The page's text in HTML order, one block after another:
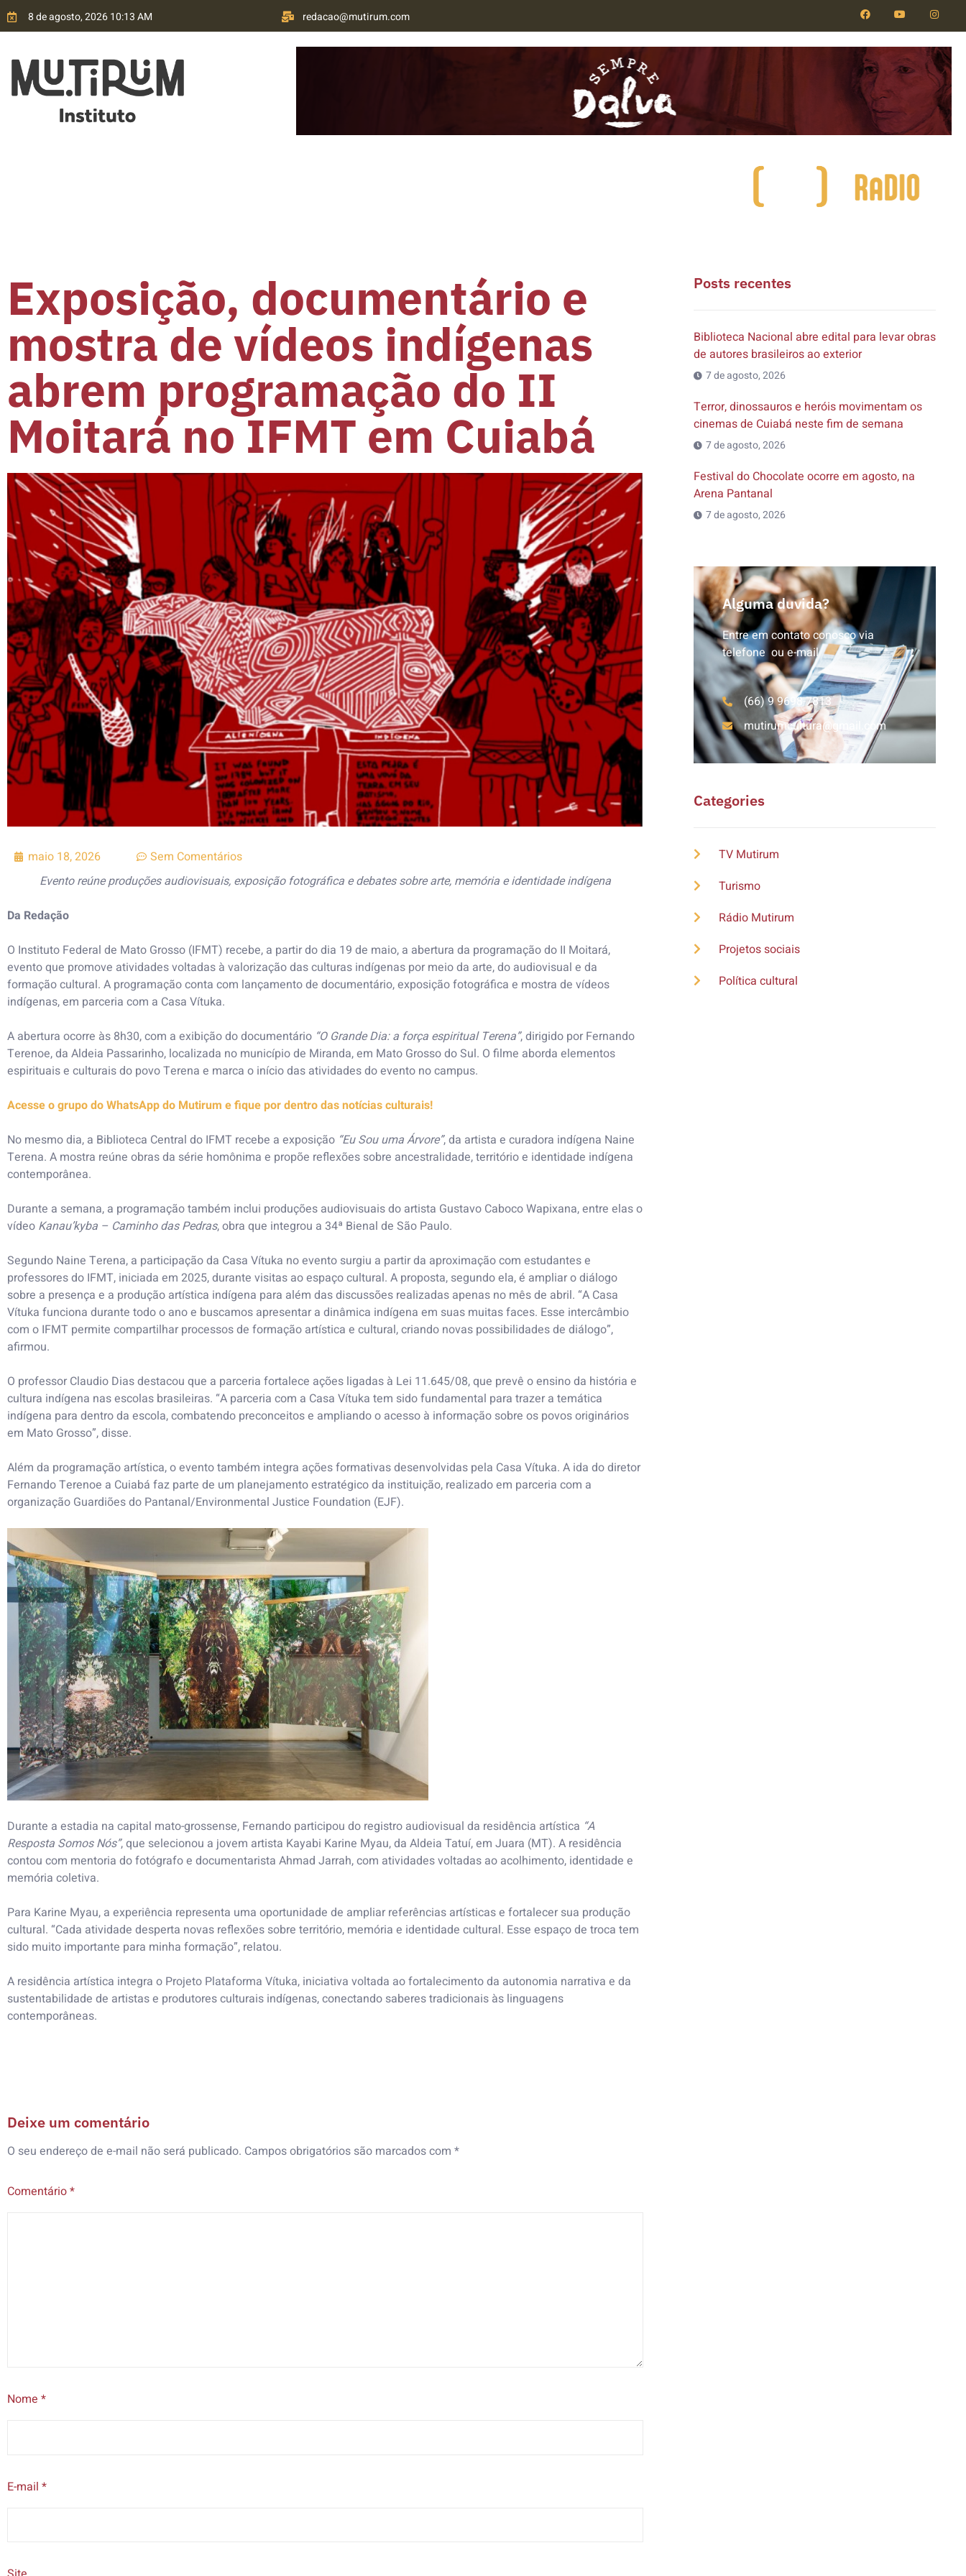
8 de agosto, 2026 10:13 AM redacao@mutirum.com
Exposição, documentário e
mostra de vídeos indígenas
abrem programação do II
Moitará no IFMT em Cuiabá
maio 18, 2026
Sem Comentários
Evento reúne produções audiovisuais, exposição fotográfica e debates sobre arte, memória e identidade indígena
Da Redação
O Instituto Federal de Mato Grosso (IFMT) recebe, a partir do dia 19 de maio, a abertura da programação do II Moitará,
evento que promove atividades voltadas à valorização das culturas indígenas por meio da arte, do audiovisual e da
formação cultural. A programação conta com lançamento de documentário, exposição fotográfica e mostra de vídeos
indígenas, em parceria com a Casa Vítuka.
A abertura ocorre às 8h30, com a exibição do documentário “O Grande Dia: a força espiritual Terena”, dirigido por Fernando
Terenoe, da Aldeia Passarinho, localizada no município de Miranda, em Mato Grosso do Sul. O filme aborda elementos
espirituais e culturais do povo Terena e marca o início das atividades do evento no campus.
Acesse o grupo do WhatsApp do Mutirum e fique por dentro das notícias culturais!
No mesmo dia, a Biblioteca Central do IFMT recebe a exposição “Eu Sou uma Árvore”, da artista e curadora indígena Naine
Terena. A mostra reúne obras da série homônima e propõe reflexões sobre ancestralidade, território e identidade indígena
contemporânea.
Durante a semana, a programação também inclui produções audiovisuais do artista Gustavo Caboco Wapixana, entre elas o
vídeo Kanau’kyba – Caminho das Pedras, obra que integrou a 34ª Bienal de São Paulo.
Segundo Naine Terena, a participação da Casa Vítuka no evento surgiu a partir da aproximação com estudantes e
professores do IFMT, iniciada em 2025, durante visitas ao espaço cultural. A proposta, segundo ela, é ampliar o diálogo
sobre a presença e a produção artística indígena para além das discussões realizadas apenas no mês de abril. “A Casa
Vítuka funciona durante todo o ano e buscamos apresentar a dinâmica indígena em suas muitas faces. Esse intercâmbio
com o IFMT permite compartilhar processos de formação artística e cultural, criando novas possibilidades de diálogo”,
afirmou.
O professor Claudio Dias destacou que a parceria fortalece ações ligadas à Lei 11.645/08, que prevê o ensino da história e
cultura indígena nas escolas brasileiras. “A parceria com a Casa Vítuka tem sido fundamental para trazer a temática
indígena para dentro da escola, combatendo preconceitos e ampliando o acesso à informação sobre os povos originários
em Mato Grosso”, disse.
Além da programação artística, o evento também integra ações formativas desenvolvidas pela Casa Vítuka. A ida do diretor
Fernando Terenoe a Cuiabá faz parte de um planejamento estratégico da instituição, realizado em parceria com a
organização Guardiões do Pantanal/Environmental Justice Foundation (EJF).
Durante a estadia na capital mato-grossense, Fernando participou do registro audiovisual da residência artística “A
Resposta Somos Nós”, que selecionou a jovem artista Kayabi Karine Myau, da Aldeia Tatuí, em Juara (MT). A residência
contou com mentoria do fotógrafo e documentarista Ahmad Jarrah, com atividades voltadas ao acolhimento, identidade e
memória coletiva.
Para Karine Myau, a experiência representa uma oportunidade de ampliar referências artísticas e fortalecer sua produção
cultural. “Cada atividade desperta novas reflexões sobre território, memória e identidade cultural. Esse espaço de troca tem
sido muito importante para minha formação”, relatou.
A residência artística integra o Projeto Plataforma Vítuka, iniciativa voltada ao fortalecimento da autonomia narrativa e da
sustentabilidade de artistas e produtores culturais indígenas, conectando saberes tradicionais às linguagens
contemporâneas.
Deixe um comentário
O seu endereço de e-mail não será publicado. Campos obrigatórios são marcados com *
Comentário*
Nome *
E-mail *
Posts recentes
Biblioteca Nacional abre edital para levar obras
de autores brasileiros ao exterior
7 de agosto, 2026
Terror, dinossauros e heróis movimentam os
cinemas de Cuiabá neste fim de semana
7 de agosto, 2026
Festival do Chocolate ocorre em agosto, na
Arena Pantanal
7 de agosto, 2026
Alguma duvida?
Entre em contato conosco via
telefone ou e-mail
(66) 9 9698-7813
mutirumcultura@gmail.com
Categories
TV Mutirum
Turismo
Rádio Mutirum
Projetos sociais
Política cultural